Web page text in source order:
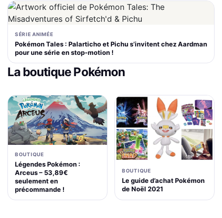
SÉRIE ANIMÉE
Pokémon Tales : Palarticho et Pichu s’invitent chez Aardman
pour une série en stop-motion !
La boutique Pokémon
BOUTIQUE
Légendes Pokémon :
Arceus – 53,89€
seulement en
précommande !
BOUTIQUE
Le guide d’achat Pokémon
de Noël 2021